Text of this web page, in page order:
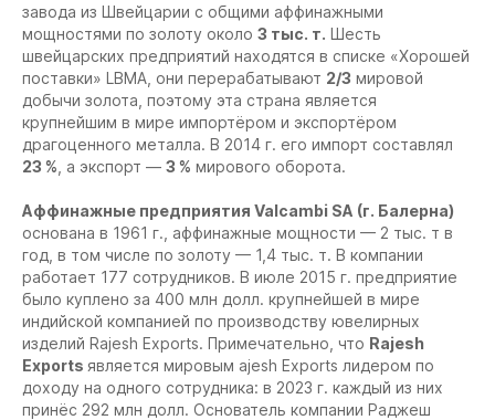
завода из Швейцарии с общими аффинажными
мощностями по золоту около 3 тыс. т. Шесть
швейцарских предприятий находятся в списке «Хорошей
поставки» LBMA, они перерабатывают 2/3 мировой
добычи золота, поэтому эта страна является
крупнейшим в мире импортёром и экспортёром
драгоценного металла. В 2014 г. его импорт составлял
23 % , а экспорт — 3 % мирового оборота.
Аффинажные предприятия Valcambi SA (г. Балерна)
основана в 1961 г., аффинажные мощности — 2 тыс. т в
год, в том числе по золоту — 1,4 тыс. т. В компании
работает 177 сотрудников. В июле 2015 г. предприятие
было куплено за 400 млн долл. крупнейшей в мире
индийской компанией по производству ювелирных
изделий Rajesh Exports. Примечательно, что Rajesh
Exports является мировым ajesh Exports лидером по
доходу на одного сотрудника: в 2023 г. каждый из них
принёс 292 млн долл. Основатель компании Раджеш